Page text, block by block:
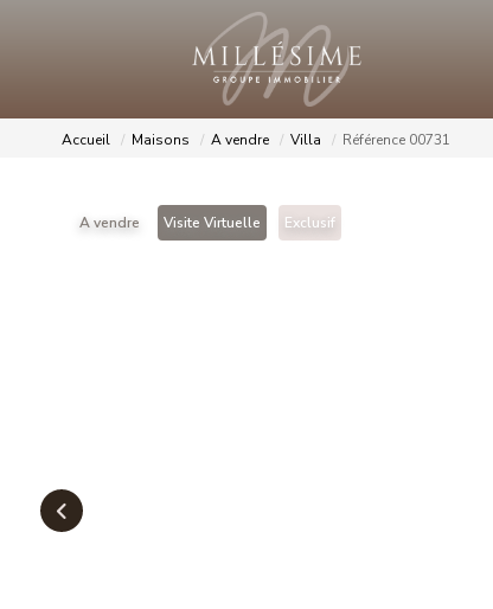
Accueil Maisons A vendre Villa Référence 00731
A vendre Visite Virtuelle Exclusif